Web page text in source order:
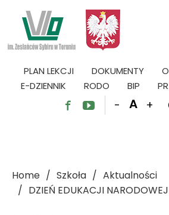
PLAN LEKCJI DOKUMENTY
E-DZIENNIK
RODO BIP
  - A +
Home Szkoła
Aktualności
DZIEŃ EDUKACJI